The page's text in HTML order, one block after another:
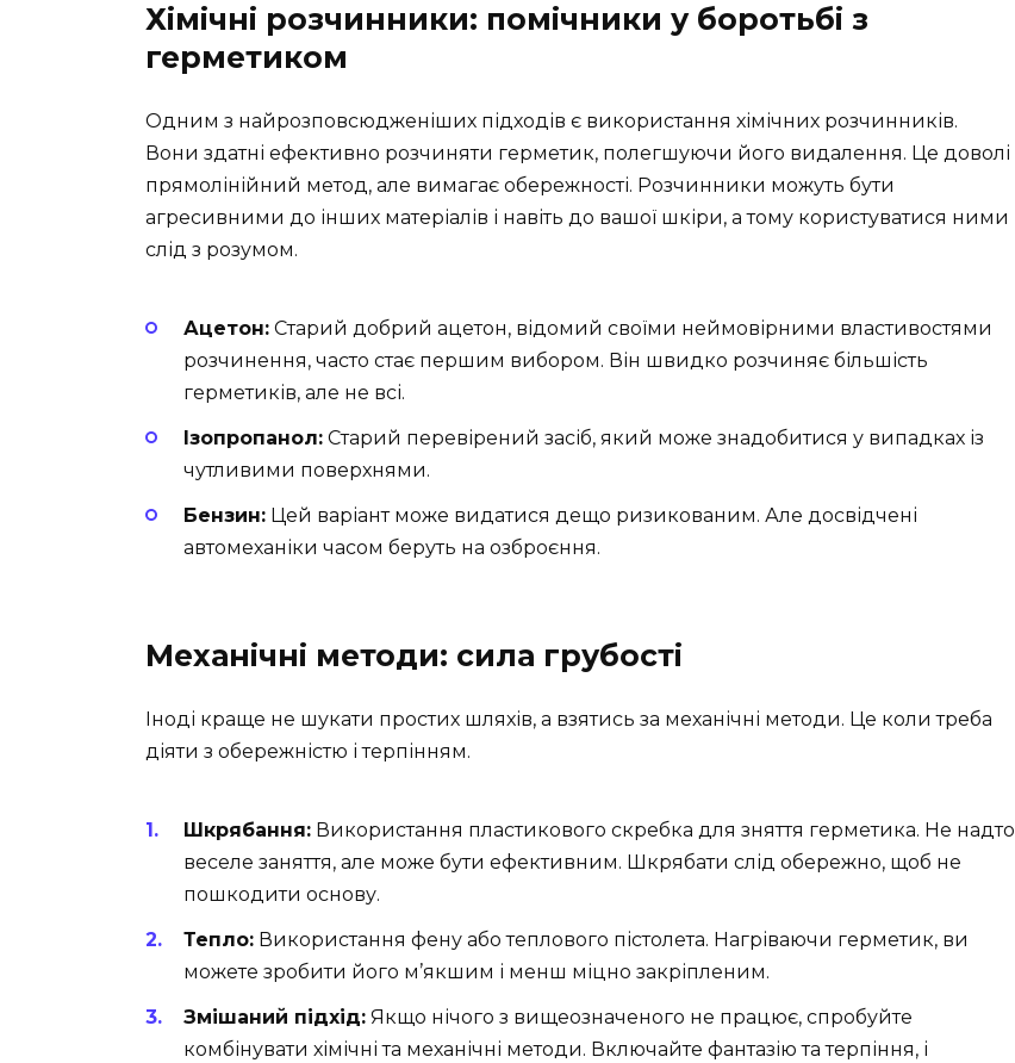
Хімічні розчинники: помічники у боротьбі з
герметиком
Одним з найрозповсюдженіших підходів є використання хімічних розчинників.
Вони здатні ефективно розчиняти герметик, полегшуючи його видалення. Це доволі
прямолінійний метод, але вимагає обережності. Розчинники можуть бути
агресивними до інших матеріалів і навіть до вашої шкіри, а тому користуватися ними
слід з розумом.
Ацетон: Старий добрий ацетон, відомий своїми неймовірними властивостями
розчинення, часто стає першим вибором. Він швидко розчиняє більшість
герметиків, але не всі.
Ізопропанол: Старий перевірений засіб, який може знадобитися у випадках із
чутливими поверхнями.
Бензин: Цей варіант може видатися дещо ризикованим. Але досвідчені
автомеханіки часом беруть на озброєння.
Механічні методи: сила грубості
Іноді краще не шукати простих шляхів, а взятись за механічні методи. Це коли треба
діяти з обережністю і терпінням.
Шкрябання: Використання пластикового скребка для зняття герметика. Не надто
веселе заняття, але може бути ефективним. Шкрябати слід обережно, щоб не
пошкодити основу.
Тепло: Використання фену або теплового пістолета. Нагріваючи герметик, ви
можете зробити його м’якшим і менш міцно закріпленим.
Змішаний підхід: Якщо нічого з вищеозначеного не працює, спробуйте
комбінувати хімічні та механічні методи. Включайте фантазію та терпіння, і